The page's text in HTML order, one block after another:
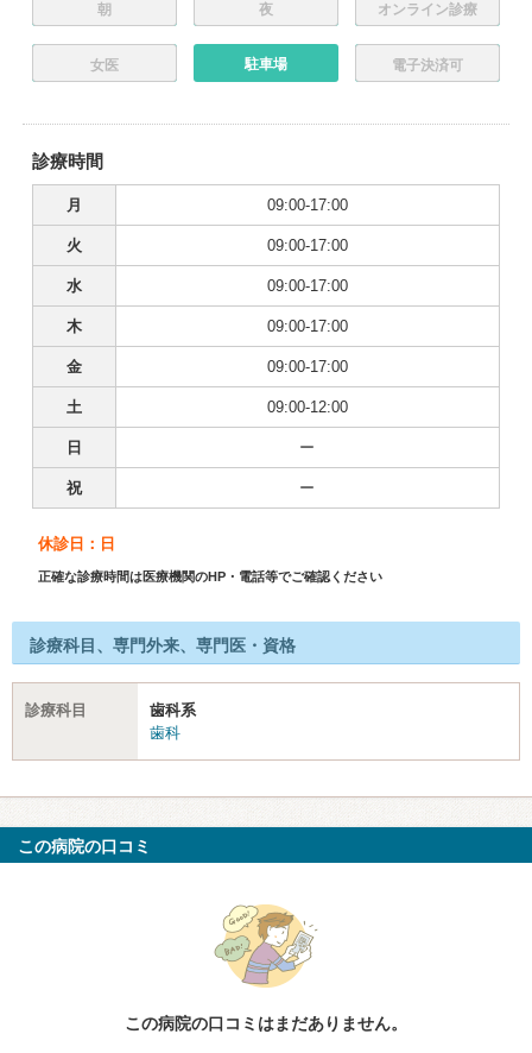
朝 夜 オンライン診療
女医 駐車場 電子決済可
診療時間
月 09:00-17:00
火 09:00-17:00
水 09:00-17:00
木 09:00-17:00
金 09:00-17:00
土 09:00-12:00
日 ー
祝 ー
休診日：日
正確な診療時間は医療機関のHP・電話等でご確認ください
診療科目、専門外来、専門医・資格
診療科目
歯科系
歯科
この病院の口コミ
この病院の口コミはまだありません。